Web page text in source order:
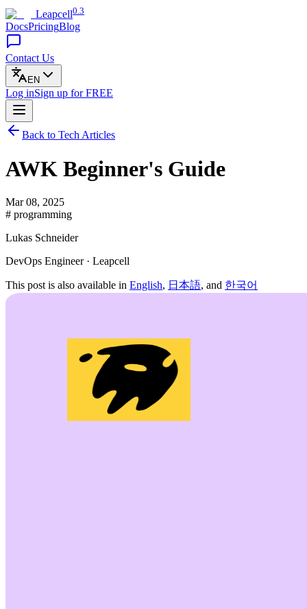
Leapcell0.3
DocsPricingBlog
Contact Us
EN
Log inSign up for FREE
Back to Tech Articles
AWK Beginner's Guide
Mar 08, 2025
# programming
Lukas Schneider
DevOps Engineer · Leapcell
This post is also available in English, 日本語, and 한국어